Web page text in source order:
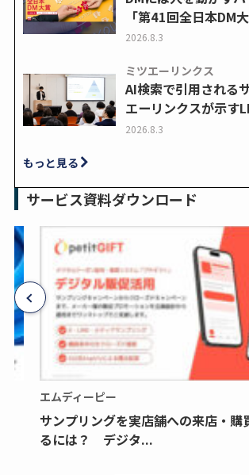
「第41回全日本DM
2026.8.3
ミツエーリンクス
AI検索で引用される
エーリンクスが示す
2026.8.3
もっと見る
サービス資料ダウンロード
エムディーピー
サンプリングを実店舗への来店・購
るには？ デジタ...